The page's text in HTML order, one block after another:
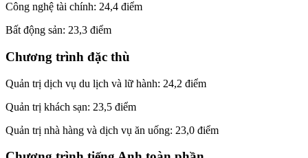
Công nghệ tài chính: 24,4 điểm
Bất động sản: 23,3 điểm
Chương trình đặc thù
Quản trị dịch vụ du lịch và lữ hành: 24,2 điểm
Quản trị khách sạn: 23,5 điểm
Quản trị nhà hàng và dịch vụ ăn uống: 23,0 điểm